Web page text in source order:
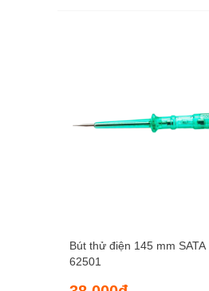
Bút thử điện 145 mm SATA
62501